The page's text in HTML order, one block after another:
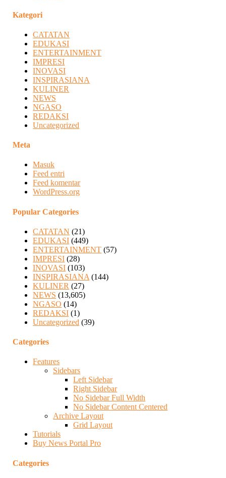
Kategori
CATATAN
EDUKASI
ENTERTAINMENT
IMPRESI
INOVASI
INSPIRASIANA
KULINER
NEWS
NGASO
REDAKSI
Uncategorized
Meta
Masuk
Feed entri
Feed komentar
WordPress.org
Popular Categories
CATATAN (21)
EDUKASI (449)
ENTERTAINMENT (57)
IMPRESI (28)
INOVASI (103)
INSPIRASIANA (144)
KULINER (27)
NEWS (13,605)
NGASO (14)
REDAKSI (1)
Uncategorized (39)
Categories
Features
Sidebars
Left Sidebar
Right Sidebar
No Sidebar Full Width
No Sidebar Content Centered
Archive Layout
Grid Layout
Tutorials
Buy News Portal Pro
Categories